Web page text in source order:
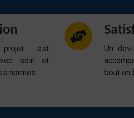
projet est
soin et
normes.
Un
bout en